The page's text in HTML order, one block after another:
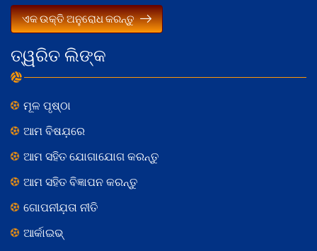
ତ୍ୱରିତ ଲିଙ୍କ
ମୂଳ ପୃଷ୍ଠା
ଆମ ବିଷଯ଼ରେ
ଆମ ସହିତ ଯୋଗାଯୋଗ କରନ୍ତୁ
ଆମ ସହିତ ବିଜ୍ଞାପନ କରନ୍ତୁ
ଗୋପନୀଯ଼ତା ନୀତି
ଆର୍କାଇଭ୍
ଏକ ଉକ୍ତି ଅନୁରୋଧ କରନ୍ତୁ